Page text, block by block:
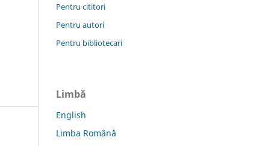
Pentru cititori
Pentru autori
Pentru bibliotecari
Limbă
English
Limba Română